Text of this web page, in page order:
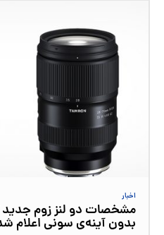
اخبار
مشخصات دو لنز زوم جدید
بدون آینه‌ی سونی اعلام